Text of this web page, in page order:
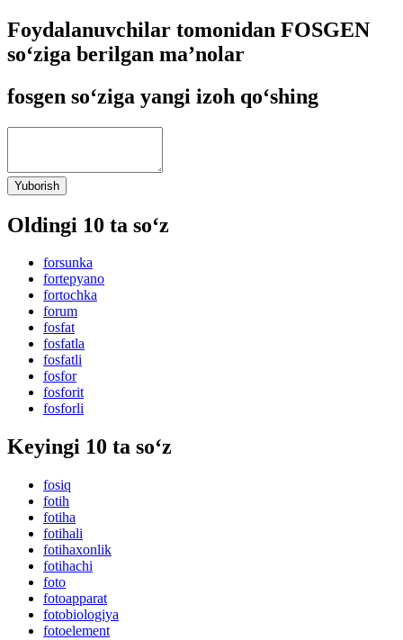
Foydalanuvchilar tomonidan FOSGEN
so‘ziga berilgan ma’nolar
fosgen so‘ziga yangi izoh qo‘shing
Yuborish
Oldingi 10 ta so‘z
forsunka
fortepyano
fortochka
forum
fosfat
fosfatla
fosfatli
fosfor
fosforit
fosforli
Keyingi 10 ta so‘z
fosiq
fotih
fotiha
fotihali
fotihaxonlik
fotihachi
foto
fotoapparat
fotobiologiya
fotoelement